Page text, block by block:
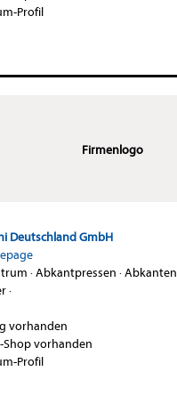
Profil
Firmenlogo
Deutschland GmbH
·Abkantpressen ·Abkanten
·
vorhanden
Shop vorhanden
Profil